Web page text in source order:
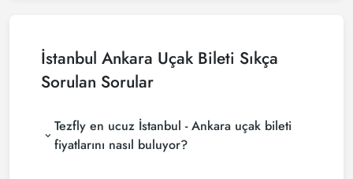
İstanbul Ankara Uçak Bileti Sıkça
Sorulan Sorular
Tezfly en ucuz İstanbul - Ankara uçak bileti
fiyatlarını nasıl buluyor?